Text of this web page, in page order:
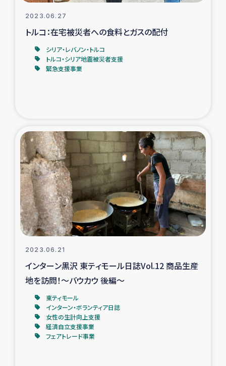
経済自立支援事業
ガザ地区での公園の緑化を通じた支援事業
ガザ地区における被災住民への緊急支援
ガザ地区酪農を通した女性グループの生計支援
ふりかけ普及と食生活改善による栄養改善事業
緊急支援事業
女性の生計向上を通じた子どもの栄養改善事業
2023.06.27
トルコ：在宅被災者への食料とガスの配付
シリア・レバノン・トルコ
トルコ・シリア地震被災者支援
緊急支援事業
2023.06.21
インターン黒沢 東ティモール日誌Vol.12 商品生産
地を訪問！～バウカウ 後編～
東ティモール
インターン・ボランティア日誌
女性の生計向上支援
経済自立支援事業
フェアトレード事業